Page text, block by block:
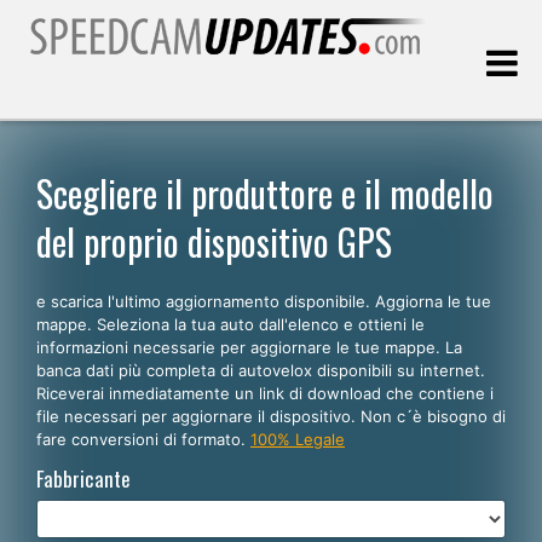
Clienti
SCEGLI LA LINGUA
Italiano
English
Español
Português
Scegliere il produttore e il modello
del proprio dispositivo GPS
e scarica l'ultimo aggiornamento disponibile. Aggiorna le tue
mappe. Seleziona la tua auto dall'elenco e ottieni le
informazioni necessarie per aggiornare le tue mappe. La
banca dati più completa di autovelox disponibili su internet.
Riceverai inmediatamente un link di download che contiene i
file necessari per aggiornare il dispositivo. Non c´è bisogno di
fare conversioni di formato. 100% Legale
Fabbricante